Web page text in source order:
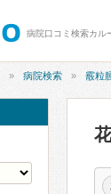
病院口コミ検索カル
病院検索 霰粒